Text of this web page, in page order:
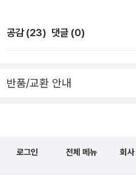
이학 박사 피에로 카르닌치
자키 요시히데 林崎良英 / 일본
쿠 노리유키 福 典之 / 일본 준
강과학연구과 부교수, 의학 박
본 신슈(信州) 대학 명예 교수,
는 유전자와유전자의 개인차(변
요 이러한 정신적인 개성을 진단
나 항암제에서는 환자의 유전 정
하네요 유전자에 있는 개인차에
내며때로는 질병이나 장애를 일
게놈이란 무엇인가? 부모와 자
연 유전자란 무엇일가요?흔히
즘 발전편유전자 변형 1장에서 9
아주 중요한 주제를 다루고 있는
처럼이 세상에서 나와 똑같은 사
요. 이 책을 다 읽고나면 알게 될
설계도는 DNA라는 분자에 새
얼굴 생김새나 체격, 눈이나 머
어 있는가?', '45 지구: 우주에
블랙홀', '43 진공과 인플레이션
구의 과학', '28 차원이란 무엇
나 이해할 수 있는 양자론' 등
개정판도 꾸준히 나오고 있는 편
공감 (23) 댓글 (0)
반품/교환 안내
로그인 전체 메뉴 회사